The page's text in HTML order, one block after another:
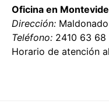
Oficina en
Dirección:
Teléfono: 2410 63 68
Horario de atención